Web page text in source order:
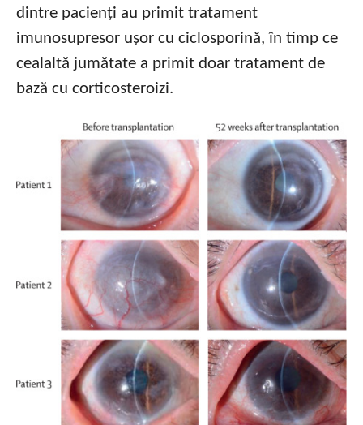
dintre pacienți au primit tratament
imunosupresor ușor cu ciclosporină, în timp ce
cealaltă jumătate a primit doar tratament de
bază cu corticosteroizi.